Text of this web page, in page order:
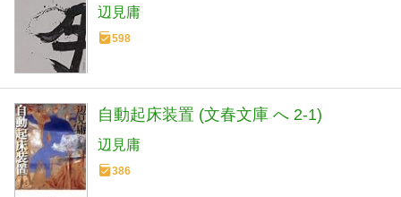
辺見庸
598
自動起床装置 (文春文庫 へ 2-1)
辺見庸
386